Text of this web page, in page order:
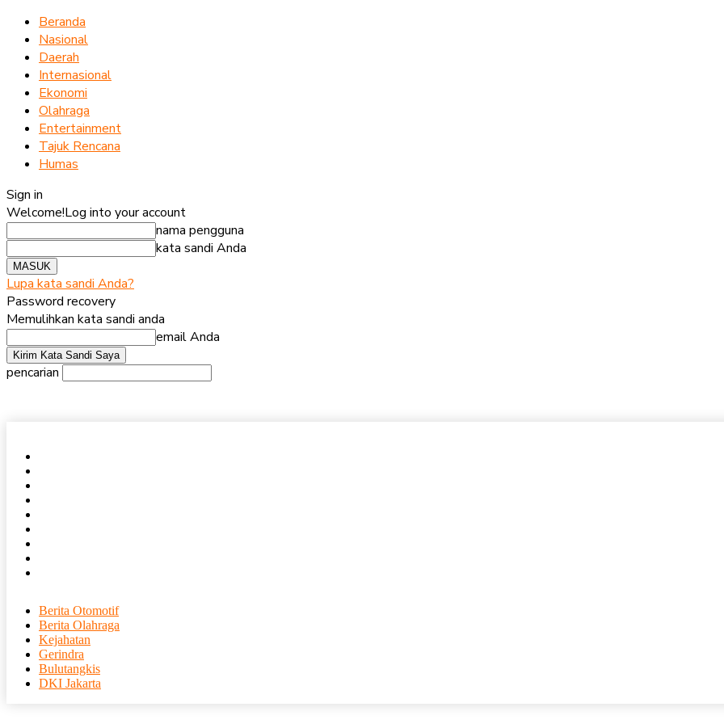
Beranda
Nasional
Daerah
Internasional
Ekonomi
Olahraga
Entertainment
Tajuk Rencana
Humas
Sign in
Welcome!Log into your account
nama pengguna
kata sandi Anda
Lupa kata sandi Anda?
Password recovery
Memulihkan kata sandi anda
email Anda
pencarian
Berita Otomotif
Berita Olahraga
Kejahatan
Gerindra
Bulutangkis
DKI Jakarta